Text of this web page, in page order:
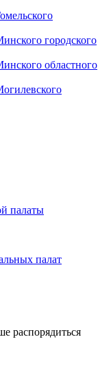
городского
областного
палаты
палат
распорядиться